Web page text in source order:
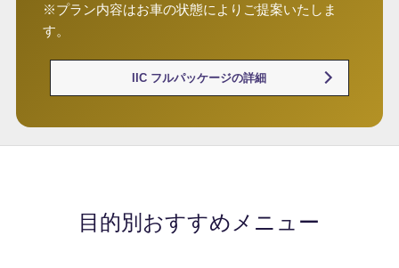
※プラン内容はお車の状態によりご提案いたしま
す。
IIC フルパッケージの詳細
目的別おすすめメニュー